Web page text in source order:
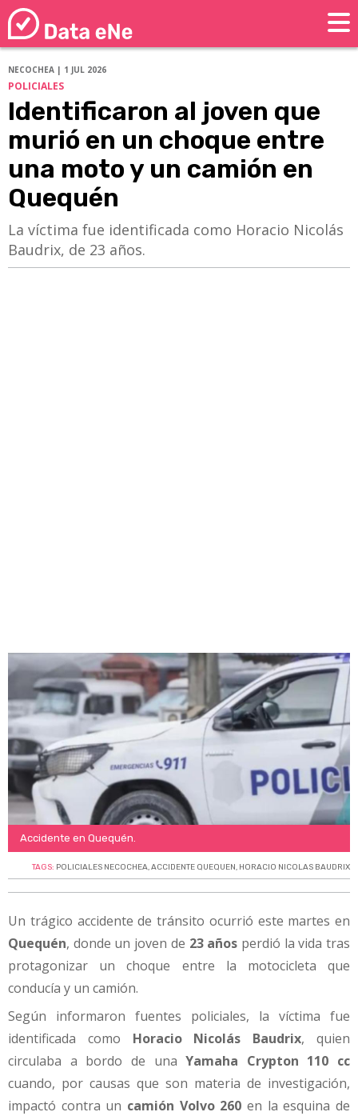
NECOCHEA | 1 JUL 2026
POLICIALES
Identificaron al joven que
murió en un choque entre
una moto y un camión en
Quequén
​​​​​​​La víctima fue identificada como Horacio Nicolás
Baudrix, de 23 años.
Accidente en Quequén.
TAGS: POLICIALES NECOCHEA,ACCIDENTE QUEQUEN, HORACIO NICOLAS BAUDRIX
Un trágico accidente de tránsito ocurrió este martes en
Quequén, donde un joven de 23 años perdió la vida tras
protagonizar un choque entre la motocicleta que
conducía y un camión.
Según informaron fuentes policiales, la víctima fue
identificada como Horacio Nicolás Baudrix, quien
circulaba a bordo de unaYamaha Crypton 110 cc
cuando, por causas que son materia de investigación,
impactó contra un camión Volvo 260 en la esquina de